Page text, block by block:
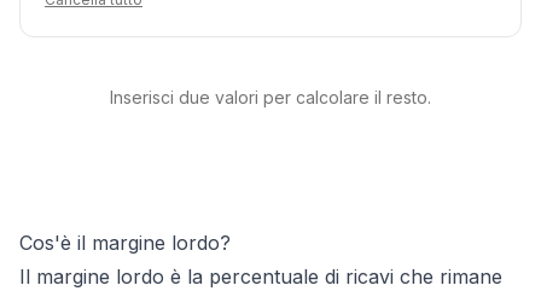
Inserisci due valori per calcolare il resto.
Cos'è il margine lordo?
Il margine lordo è la percentuale di ricavi che rimane